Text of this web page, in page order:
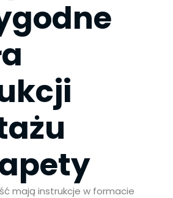
mają instrukcje w formacie